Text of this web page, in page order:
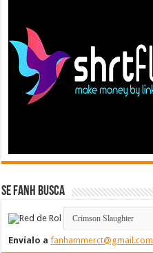
Se FanH Busca
Envíalo afanhammerct@gmail.com